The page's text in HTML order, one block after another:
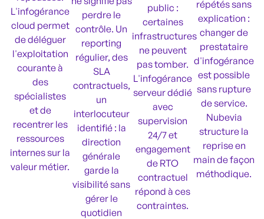
L'infogérance
cloud permet
de déléguer
l'exploitation
courante à
des
spécialistes
et de
recentrer les
ressources
internes sur la
valeur métier.
perdre le
contrôle. Un
reporting
régulier, des
SLA
contractuels,
un
interlocuteur
identifié : la
direction
générale
garde la
visibilité sans
gérer le
quotidien
public :
certaines
infrastructures
ne peuvent
pas tomber.
L'infogérance
serveur dédié
avec
supervision
24/7 et
engagement
de RTO
contractuel
répond à ces
contraintes.
répétés sans
explication :
changer de
prestataire
d'infogérance
est possible
sans rupture
de service.
Nubevia
structure la
reprise en
main de façon
méthodique.